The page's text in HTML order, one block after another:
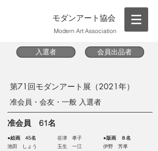
モダンアート協会
Modern Art Association
入選者 会員出品者
第71回モダンアート展（2021年）
准会員・会友・一般 入選者
准会員 61名
谷津 孝子
玉生 一江
●絵画 45名
池田 しょう
●版画 ８名
伊野 芳孝